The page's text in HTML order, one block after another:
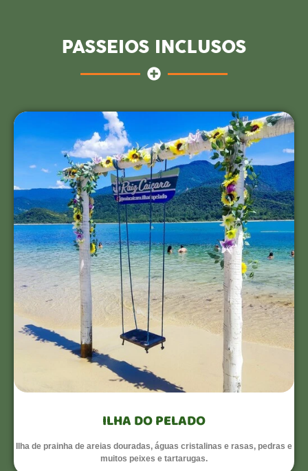
PASSEIOS INCLUSOS
ILHA DO PELADO
Ilha de prainha de areias douradas, águas cristalinas e rasas, pedras e
muitos peixes e tartarugas.